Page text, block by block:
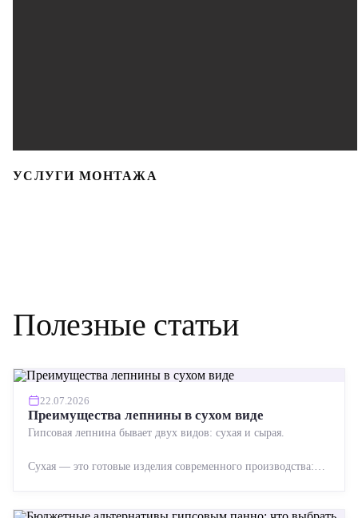
УСЛУГИ МОНТАЖА
Полезные статьи
22.07.2026
Преимущества лепнины в сухом виде
Гипсовая лепнина бывает двух видов: сухая и сырая.
Сухая — это готовые изделия современного производства: